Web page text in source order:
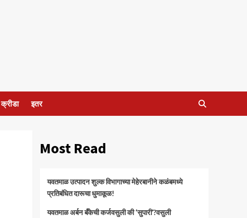
क्रीडा इतर
Most Read
यवतमाळ उत्पादन शुल्क विभागाच्या मेहेरबानीने कळंबमध्ये
प्रतिबंधित दारूचा धुमाकूळ!
​यवतमाळ अर्बन बँकेची कर्जवसुली की ‘सुपारी’?वसुली